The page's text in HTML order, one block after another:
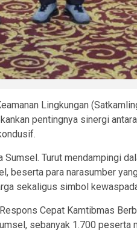
Lingkungan
pentingnya sinergi
Turut mendampingi
para narasumber
sekaligus simbol
Cepat Kamtibmas
sebanyak 1.700 peserta